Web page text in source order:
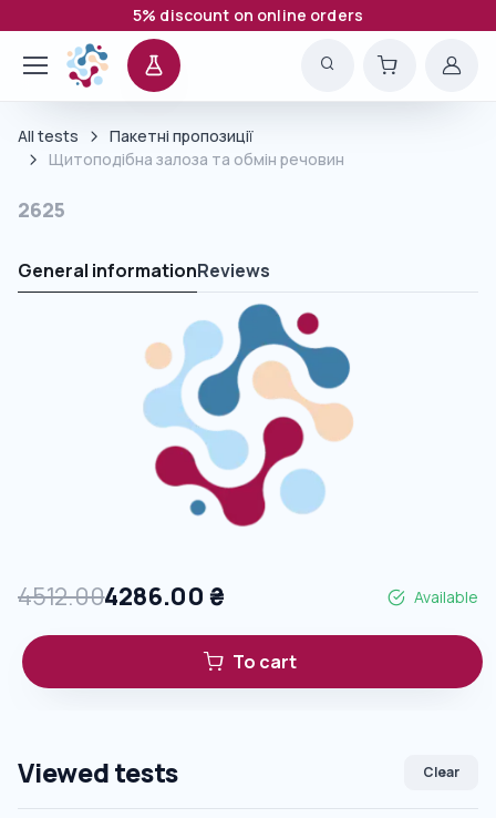
5% discount on online orders
All tests
Пакетні пропозиції
Щитоподібна залоза та обмін речовин
2625
General informationReviews
4512.004286.00 ₴ Available
To cart
Viewed tests Clear